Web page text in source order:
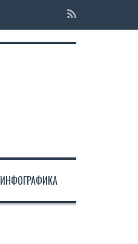
ИНФОГРАФИКА